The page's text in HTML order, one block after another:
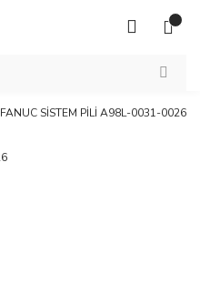
FANUC SİSTEM PİLİ A98L-0031-0026